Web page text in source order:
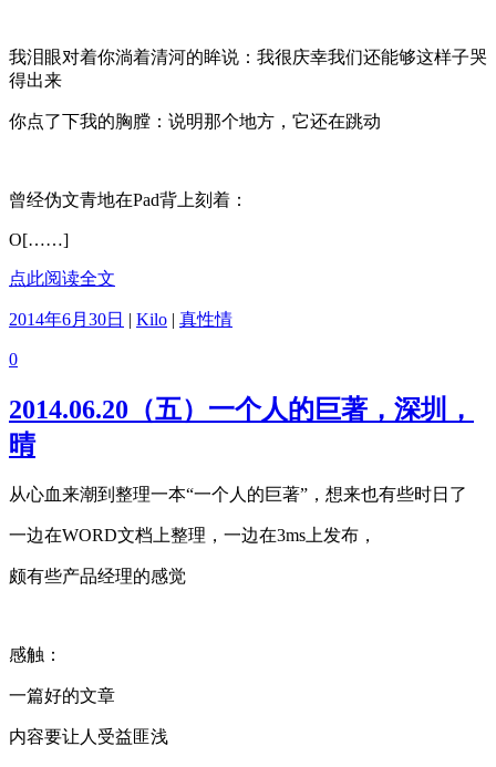
我泪眼对着你淌着清河的眸说：我很庆幸我们还能够这样子哭
得出来
你点了下我的胸膛：说明那个地方，它还在跳动
曾经伪文青地在Pad背上刻着：
O[……]
点此阅读全文
2014年6月30日 | Kilo | 真性情
0
2014.06.20（五）一个人的巨著，深圳，
晴
从心血来潮到整理一本“一个人的巨著”，想来也有些时日了
一边在WORD文档上整理，一边在3ms上发布，
颇有些产品经理的感觉
感触：
一篇好的文章
内容要让人受益匪浅